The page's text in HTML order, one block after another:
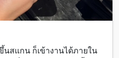
นสแกน ก็เข้างานได้ภายใน